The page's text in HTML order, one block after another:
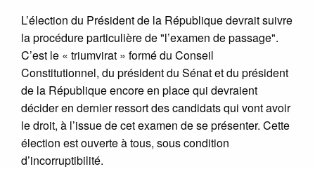
L’élection du Président de la République devrait suivre
la procédure particulière de "l’examen de passage".
C’est le « triumvirat » formé du Conseil
Constitutionnel, du président du Sénat et du président
de la République encore en place qui devraient
décider en dernier ressort des candidats qui vont avoir
le droit, à l’issue de cet examen de se présenter. Cette
élection est ouverte à tous, sous condition
d’incorruptibilité.